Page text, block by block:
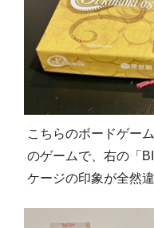
こちらのボードゲー
のゲームで、右の「
ケージの印象が全然違